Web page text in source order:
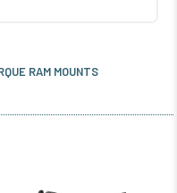
RAM MOUNTS